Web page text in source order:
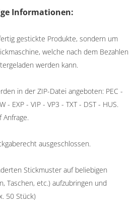
Informationen:
gestickte Produkte, sondern um
welche nach dem Bezahlen
werden kann.
in der ZIP-Datei angeboten: PEC -
- EXP - VIP - VP3 - TXT - DST - HUS.
Anfrage.
ausgeschlossen.
Stickmuster auf beliebigen
Taschen, etc.) aufzubringen und
50 Stück)